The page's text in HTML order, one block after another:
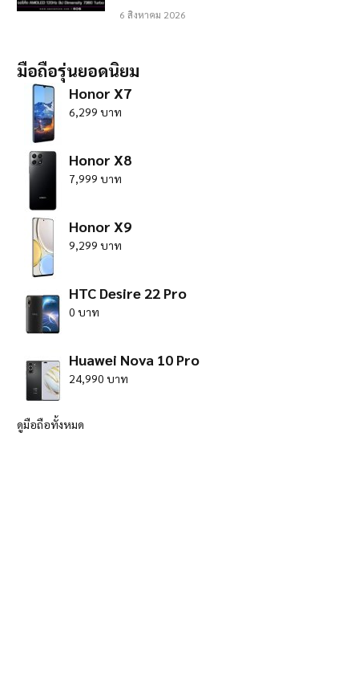
6 สิงหาคม 2026
มือถือรุ่นยอดนิยม
Honor X7
6,299 บาท
Honor X8
7,999 บาท
Honor X9
9,299 บาท
HTC Desire 22 Pro
0 บาท
Huawei Nova 10 Pro
24,990 บาท
ดูมือถือทั้งหมด